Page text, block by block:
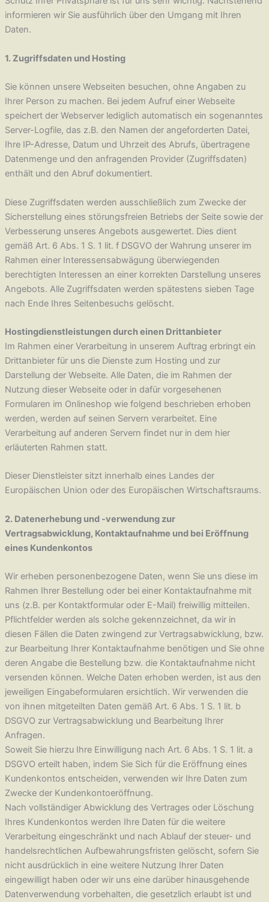
informieren wir Sie ausführlich über den Umgang mit Ihren
Daten.
1. Zugriffsdaten und Hosting
Sie können unsere Webseiten besuchen, ohne Angaben zu
Ihrer Person zu machen. Bei jedem Aufruf einer Webseite
speichert der Webserver lediglich automatisch ein sogenanntes
Server-Logfile, das z.B. den Namen der angeforderten Datei,
Ihre IP-Adresse, Datum und Uhrzeit des Abrufs, übertragene
Datenmenge und den anfragenden Provider (Zugriffsdaten)
enthält und den Abruf dokumentiert.
Diese Zugriffsdaten werden ausschließlich zum Zwecke der
Sicherstellung eines störungsfreien Betriebs der Seite sowie der
Verbesserung unseres Angebots ausgewertet. Dies dient
gemäß Art. 6 Abs. 1 S. 1 lit. f DSGVO der Wahrung unserer im
Rahmen einer Interessensabwägung überwiegenden
berechtigten Interessen an einer korrekten Darstellung unseres
Angebots. Alle Zugriffsdaten werden spätestens sieben Tage
nach Ende Ihres Seitenbesuchs gelöscht.
Hostingdienstleistungen durch einen Drittanbieter
Im Rahmen einer Verarbeitung in unserem Auftrag erbringt ein
Drittanbieter für uns die Dienste zum Hosting und zur
Darstellung der Webseite. Alle Daten, die im Rahmen der
Nutzung dieser Webseite oder in dafür vorgesehenen
Formularen im Onlineshop wie folgend beschrieben erhoben
werden, werden auf seinen Servern verarbeitet. Eine
Verarbeitung auf anderen Servern findet nur in dem hier
erläuterten Rahmen statt.
Dieser Dienstleister sitzt innerhalb eines Landes der
Europäischen Union oder des Europäischen Wirtschaftsraums.
2. Datenerhebung und -verwendung zur
Vertragsabwicklung, Kontaktaufnahme und bei Eröffnung
eines Kundenkontos
Wir erheben personenbezogene Daten, wenn Sie uns diese im
Rahmen Ihrer Bestellung oder bei einer Kontaktaufnahme mit
uns (z.B. per Kontaktformular oder E-Mail) freiwillig mitteilen.
Pflichtfelder werden als solche gekennzeichnet, da wir in
diesen Fällen die Daten zwingend zur Vertragsabwicklung, bzw.
zur Bearbeitung Ihrer Kontaktaufnahme benötigen und Sie ohne
deren Angabe die Bestellung bzw. die Kontaktaufnahme nicht
versenden können. Welche Daten erhoben werden, ist aus den
jeweiligen Eingabeformularen ersichtlich. Wir verwenden die
von ihnen mitgeteilten Daten gemäß Art. 6 Abs. 1 S. 1 lit. b
DSGVO zur Vertragsabwicklung und Bearbeitung Ihrer
Anfragen.
Soweit Sie hierzu Ihre Einwilligung nach Art. 6 Abs. 1 S. 1 lit. a
DSGVO erteilt haben, indem Sie Sich für die Eröffnung eines
Kundenkontos entscheiden, verwenden wir Ihre Daten zum
Zwecke der Kundenkontoeröffnung.
Nach vollständiger Abwicklung des Vertrages oder Löschung
Ihres Kundenkontos werden Ihre Daten für die weitere
Verarbeitung eingeschränkt und nach Ablauf der steuer- und
handelsrechtlichen Aufbewahrungsfristen gelöscht, sofern Sie
nicht ausdrücklich in eine weitere Nutzung Ihrer Daten
eingewilligt haben oder wir uns eine darüber hinausgehende
Datenverwendung vorbehalten, die gesetzlich erlaubt ist und